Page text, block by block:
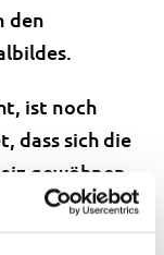
den
ist noch
dass sich die
gewöhnen
für kurze
Effekt